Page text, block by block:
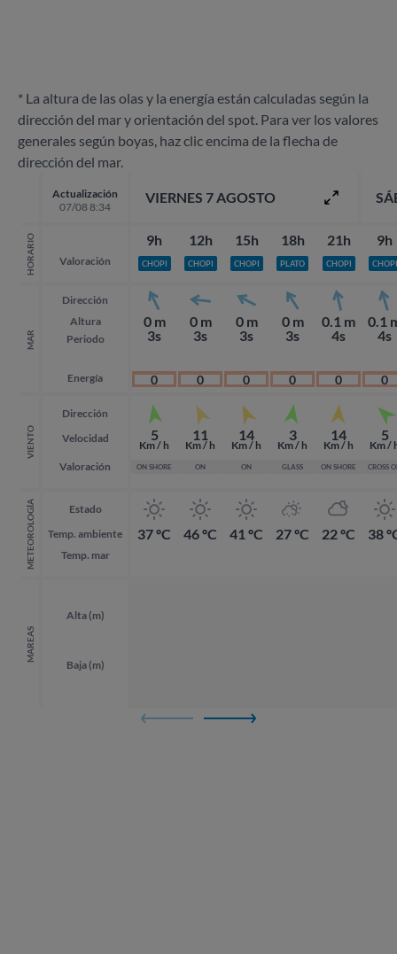
* La altura de las olas y la energía están calculadas según la
dirección del mar y orientación del spot. Para ver los valores
generales según boyas, haz clic encima de la flecha de
dirección del mar.
Actualización
07/08 8:34
HORARIO Valoración
MAR
Dirección
Altura
Periodo
Energía
VIENTO
Dirección
Velocidad
Valoración
METEOROLOGÍA
Estado
Temp. ambiente
Temp. mar
MAREAS
Alta (m)
Baja (m)
VIERNES 7 AGOSTO
9h
CHOPI
0 m
3s
0
5
Km / h
ON SHORE
37 ºC
12h
CHOPI
0 m
3s
0
11
Km / h
ON
46 ºC
15h
CHOPI
0 m
3s
0
14
Km / h
ON
41 ºC
18h
PLATO
0 m
3s
0
3
Km / h
GLASS
27 ºC
21h
CHOPI
0.1 m
4s
0
14
Km / h
ON SHORE
22 ºC
9h
CHOPI
0.1
4s
0
5
Km /
CROSS
38